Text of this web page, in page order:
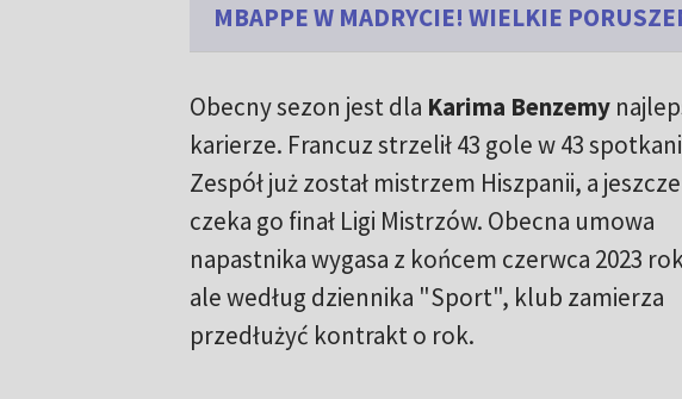
MBAPPE W MADRYCIE! WIELKIE
Obecny sezon jest dla Karima Benzemy
karierze. Francuz strzelił 43 gole w 43
Zespół już został mistrzem Hiszpanii, a jeszcze
czeka go finał Ligi Mistrzów. Obecna umowa
napastnika wygasa z końcem czerwca 2023
ale według dziennika "Sport", klub zamierza
przedłużyć kontrakt o rok.